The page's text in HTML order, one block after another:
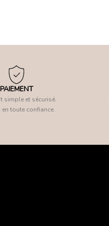
PAIEMENT
simple et sécurisé.
en toute confiance.